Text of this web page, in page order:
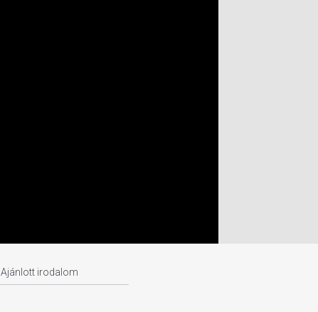
Ajánlott irodalom